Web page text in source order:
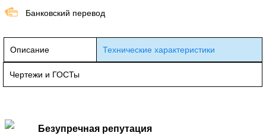
Банковский перевод
Описание Технические характеристики
Чертежи и ГОСТы
Безупречная репутация